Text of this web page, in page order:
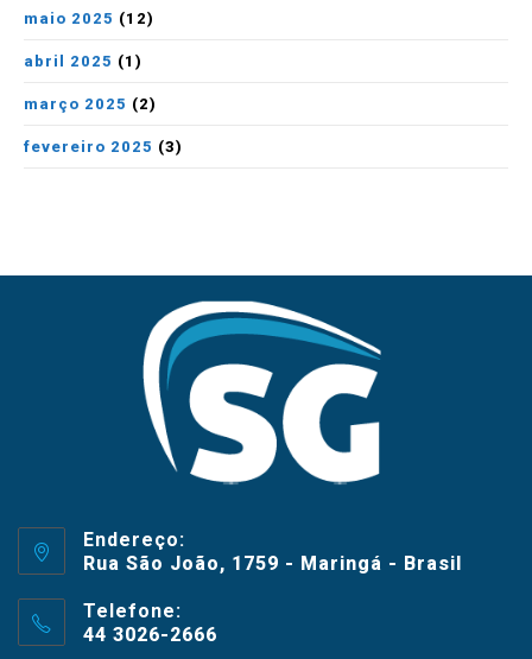
maio 2025 (12)
abril 2025 (1)
março 2025 (2)
fevereiro 2025 (3)
Endereço:
Rua São João, 1759 - Maringá - Brasil
Telefone:
44 3026-2666